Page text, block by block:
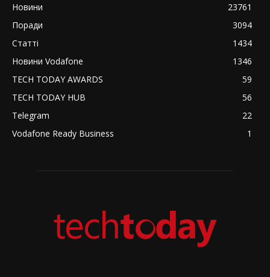
Новини
23761
Поради
3094
Статті
1434
Новини Vodafone
1346
TECH TODAY AWARDS
59
TECH TODAY HUB
56
Telegram
22
Vodafone Ready Business
1